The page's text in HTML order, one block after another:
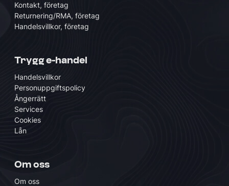
Kontakt, företag
Returnering/RMA, företag
Handelsvillkor, företag
Trygg e-handel
Handelsvillkor
Personuppgiftspolicy
Ångerrätt
Services
Cookies
Lån
Om oss
Om oss